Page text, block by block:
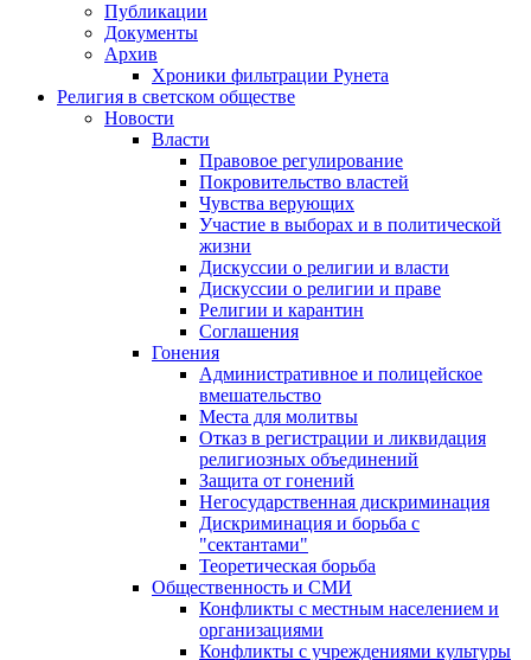
Публикации
Документы
Архив
Хроники фильтрации Рунета
Религия в светском обществе
Новости
Власти
Правовое регулирование
Покровительство властей
Чувства верующих
Участие в выборах и в политической
жизни
Дискуссии о религии и власти
Дискуссии о религии и праве
Религии и карантин
Соглашения
Гонения
Административное и полицейское
вмешательство
Места для молитвы
Отказ в регистрации и ликвидация
религиозных объединений
Защита от гонений
Негосударственная дискриминация
Дискриминация и борьба с
"сектантами"
Теоретическая борьба
Общественность и СМИ
Конфликты с местным населением и
организациями
Конфликты с учреждениями культуры